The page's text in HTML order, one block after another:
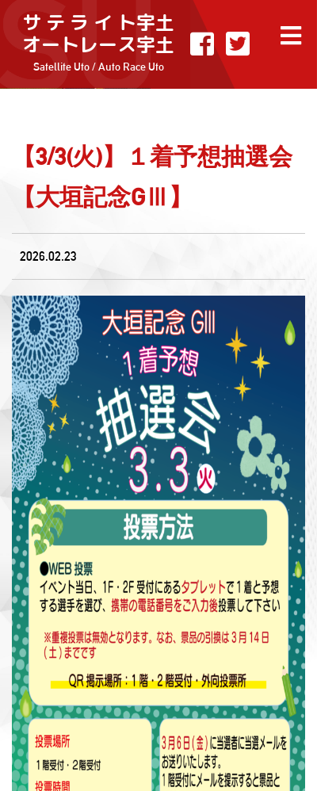
サ テ ラ イ ト宇土
オートレース宇土
Satellite Uto / Auto Race Uto
【3/3(火)】１着予想抽選会
【大垣記念GⅢ】
2026.02.23